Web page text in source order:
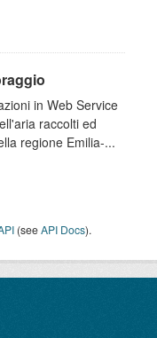
in Web Service
raccolti ed
regione Emilia-...
(seeAPI Docs).